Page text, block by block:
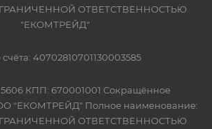
ОТВЕТСТВЕННОСТЬЮ
"ЕКОМТРЕЙД"
40702810701130003585
КПП: 670001001 Сокращённое
"ЕКОМТРЕЙД" Полное наименование:
ОТВЕТСТВЕННОСТЬЮ